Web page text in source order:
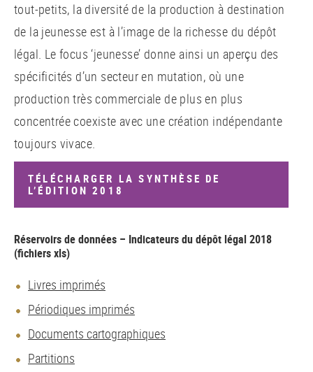
tout-petits, la diversité de la production à destination
de la jeunesse est à l’image de la richesse du dépôt
légal. Le focus ‘jeunesse’ donne ainsi un aperçu des
spécificités d’un secteur en mutation, où une
production très commerciale de plus en plus
concentrée coexiste avec une création indépendante
toujours vivace.
TÉLÉCHARGER LA SYNTHÈSE DE
L’ÉDITION 2018
Réservoirs de données – Indicateurs du dépôt légal 2018
(fichiers xls)
Livres imprimés
Périodiques imprimés
Documents cartographiques
Partitions